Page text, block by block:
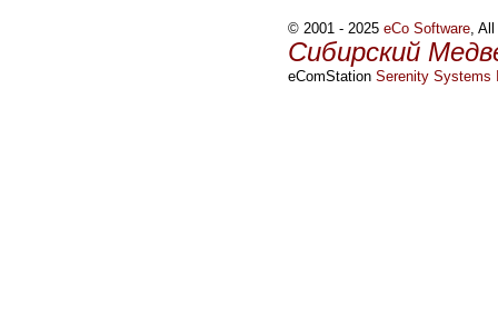
© 2001 - 2025 eCo Software, All
Сибирский
eComStation Serenity Systems